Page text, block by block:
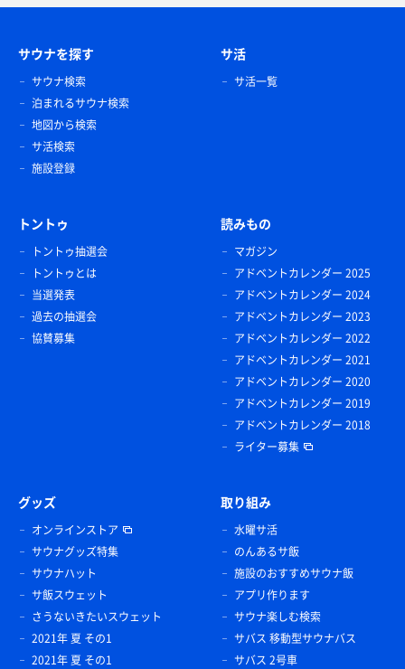
サウナを探す
サウナ検索
泊まれるサウナ検索
地図から検索
サ活検索
施設登録
サ活
サ活一覧
トントゥ
トントゥ抽選会
トントゥとは
当選発表
過去の抽選会
協賛募集
読みもの
マガジン
アドベントカレンダー 2025
アドベントカレンダー 2024
アドベントカレンダー 2023
アドベントカレンダー 2022
アドベントカレンダー 2021
アドベントカレンダー 2020
アドベントカレンダー 2019
アドベントカレンダー 2018
ライター募集
グッズ
オンラインストア
サウナグッズ特集
サウナハット
サ飯スウェット
さうないきたいスウェット
2021年 夏 その1
2021年 夏 その1
取り組み
水曜サ活
のんあるサ飯
施設のおすすめサウナ飯
アプリ作ります
サウナ楽しむ検索
サバス 移動型サウナバス
サバス 2号車